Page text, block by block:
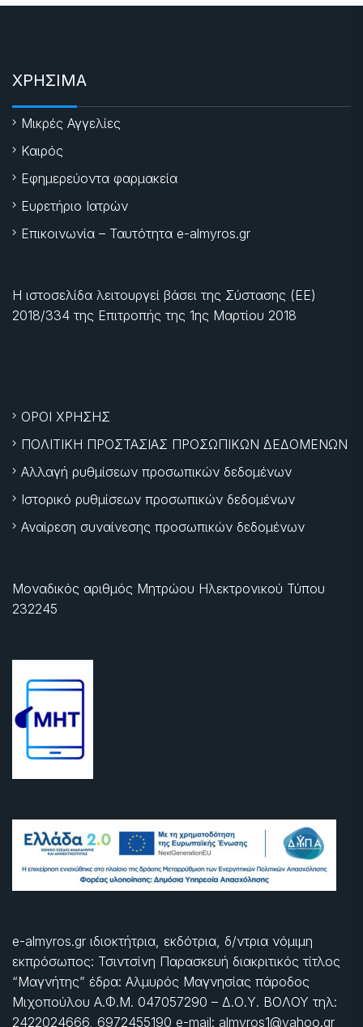
ΧΡΗΣΙΜΑ
Μικρές Αγγελίες
Καιρός
Εφημερεύοντα φαρμακεία
Ευρετήριο Ιατρών
Επικοινωνία – Ταυτότητα e-almyros.gr
Η ιστοσελίδα λειτουργεί βάσει της Σύστασης (ΕΕ)
2018/334 της Επιτροπής της 1ης Μαρτίου 2018
ΟΡΟΙ ΧΡΗΣΗΣ
ΠΟΛΙΤΙΚΗ ΠΡΟΣΤΑΣΙΑΣ ΠΡΟΣΩΠΙΚΩΝ ΔΕΔΟΜΕΝΩΝ
Αλλαγή ρυθμίσεων προσωπικών δεδομένων
Ιστορικό ρυθμίσεων προσωπικών δεδομένων
Αναίρεση συναίνεσης προσωπικών δεδομένων
Μοναδικός αριθμός Μητρώου Ηλεκτρονικού Τύπου
232245
e-almyros.gr ιδιοκτήτρια, εκδότρια, δ/ντρια νόμιμη
εκπρόσωπος: Τσιντσίνη Παρασκευή διακριτικός τίτλος
“Μαγνήτης” έδρα: Αλμυρός Μαγνησίας πάροδος
Μιχοπούλου Α.Φ.Μ. 047057290 – Δ.Ο.Υ. ΒΟΛΟΥ τηλ:
2422024666, 6972455190 e-mail: almyros1@yahoo.gr